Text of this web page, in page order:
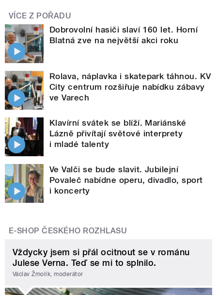
VÍCE Z POŘADU
Dobrovolní hasiči slaví 160 let. Horní
Blatná zve na největší akci roku
Rolava, náplavka i skatepark táhnou. KV
City centrum rozšiřuje nabídku zábavy
ve Varech
Klavírní svátek se blíží. Mariánské
Lázně přivítají světové interprety
i mladé talenty
Ve Valči se bude slavit. Jubilejní
Povaleč nabídne operu, divadlo, sport
i koncerty
E-SHOP ČESKÉHO ROZHLASU
Vždycky jsem si přál ocitnout se v románu
Julese Verna. Teď se mi to splnilo.
Václav Žmolík, moderátor